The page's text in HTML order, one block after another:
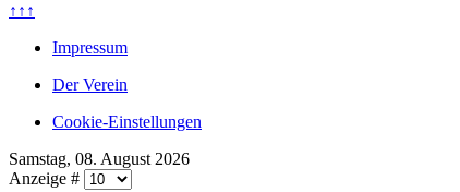
↑↑↑
Impressum
Der Verein
Cookie-Einstellungen
Samstag, 08. August 2026
Anzeige #